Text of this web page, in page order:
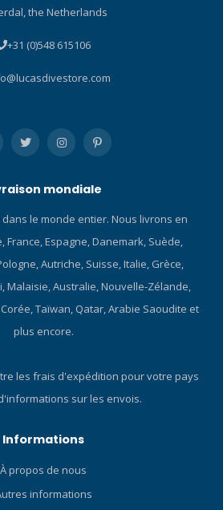
en
the Netherlands
+31 (0)548 615106
mondiale
le monde entier. Nous livrons en
France, Espagne, Danemark, Suède,
Autriche, Suisse, Italie, Grèce,
Malaisie, Australie, Nouvelle-Zélande,
Taïwan, Qatar, Arabie Saoudite et
plus encore.
les frais d'expédition pour votre pays
sur les envois.
Informations
À propos de nous
informations